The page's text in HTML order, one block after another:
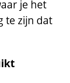
je het
te zijn dat